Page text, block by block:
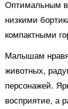
Оптимальным
низкими
компактными
Малышам
животных,
персонажей.
восприятие, а